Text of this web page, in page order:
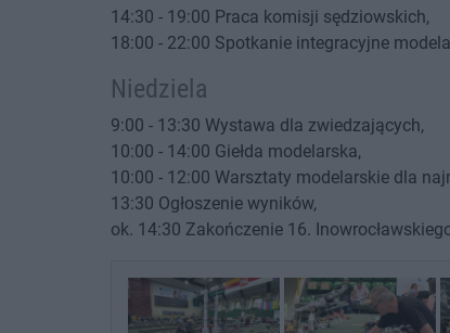
14:30 - 19:00 Praca komisji sędziowskich,
18:00 - 22:00 Spotkanie integracyjne
Niedziela
9:00 - 13:30 Wystawa dla zwiedzających,
10:00 - 14:00 Giełda modelarska,
10:00 - 12:00 Warsztaty modelarskie dla
13:30 Ogłoszenie wyników,
ok. 14:30 Zakończenie 16.